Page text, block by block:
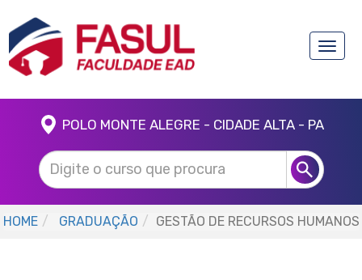
Toggle
POLO MONTE ALEGRE - CIDADE ALTA - PA
HOME GRADUAÇÃO GESTÃO DE RECURSOS HUMANOS